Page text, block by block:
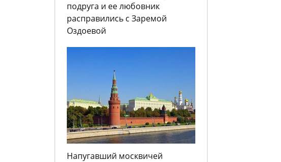
подруга и ее любовник
расправились с Заремой
Оздоевой
Напугавший москвичей